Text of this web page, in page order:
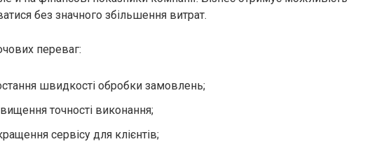
без значного збільшення витрат.
переваг:
швидкості обробки замовлень;
точності виконання;
сервісу для клієнтів;